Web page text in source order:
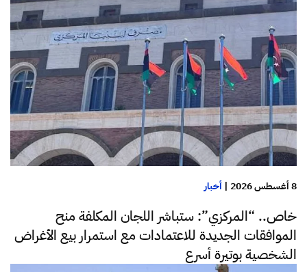
8 أغسطس 2026 | أخبار
خاص.. “المركزي”: ستباشر اللجان المكلفة منح
الموافقات الجديدة للاعتمادات مع استمرار بيع الأغراض
الشخصية بوتيرة أسرع